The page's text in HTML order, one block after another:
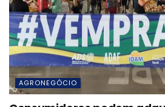
AGRONEGÓCIO